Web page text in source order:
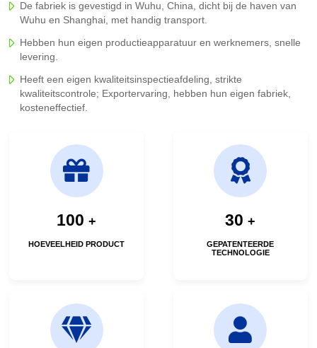
service aan onze klant. We zijn bereid om oprecht
samen te werken met vrienden uit verschillende
gemeenschappelijke ontwikkeling.
De fabriek is gevestigd in Wuhu, China, dicht bij de haven van
Wuhu en Shanghai, met handig transport.
Hebben hun eigen productieapparatuur en werknemers, snelle
levering.
Heeft een eigen kwaliteitsinspectieafdeling, strikte
kwaliteitscontrole; Exportervaring, hebben hun eigen fabriek,
kosteneffectief.
100 +
HOEVEELHEID PRODUCT
30 +
GEPATENTEERDE
TECHNOLOGIE